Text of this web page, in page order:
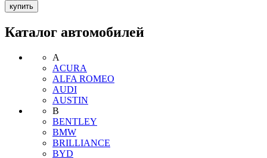
Каталог автомобилей
A
ACURA
ALFA ROMEO
AUDI
AUSTIN
B
BENTLEY
BMW
BRILLIANCE
BYD